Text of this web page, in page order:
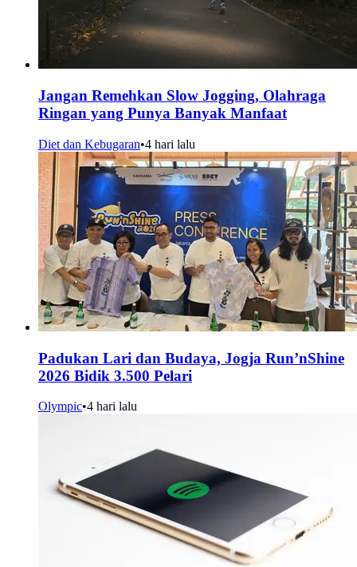
Jangan Remehkan Slow Jogging, Olahraga
Ringan yang Punya Banyak Manfaat
Diet dan Kebugaran•4 hari lalu
Padukan Lari dan Budaya, Jogja Run’nShine
2026 Bidik 3.500 Pelari
Olympic•4 hari lalu